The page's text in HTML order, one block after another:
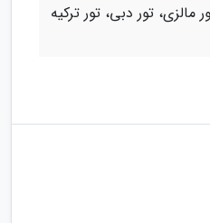
مالزی، تور دبی، تور ترکیه